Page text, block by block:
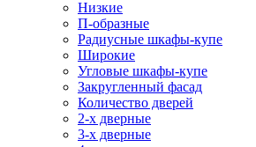
Низкие
П-образные
Радиусные шкафы-купе
Широкие
Угловые шкафы-купе
Закругленный фасад
Количество дверей
2-х дверные
3-х дверные